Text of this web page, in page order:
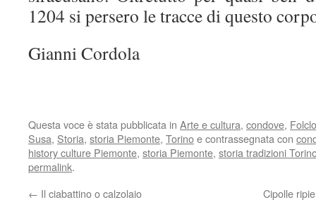
1204 si persero le tracce di questo
Gianni Cordola
Questa voce è stata pubblicata in Arte e cultura, condove,
Susa, Storia, storia Piemonte, Torinoe contrassegnata con
history culture Piemonte, storia Piemonte, storia tradizioni
permalink.
← Il ciabattino o calzolaio Cipolle